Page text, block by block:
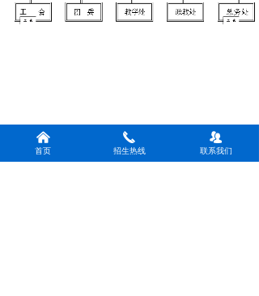
낀
首页
끅
招生热线
뀡
联系我们